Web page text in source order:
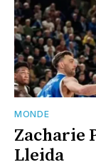
MONDE
Zacharie
Lleida